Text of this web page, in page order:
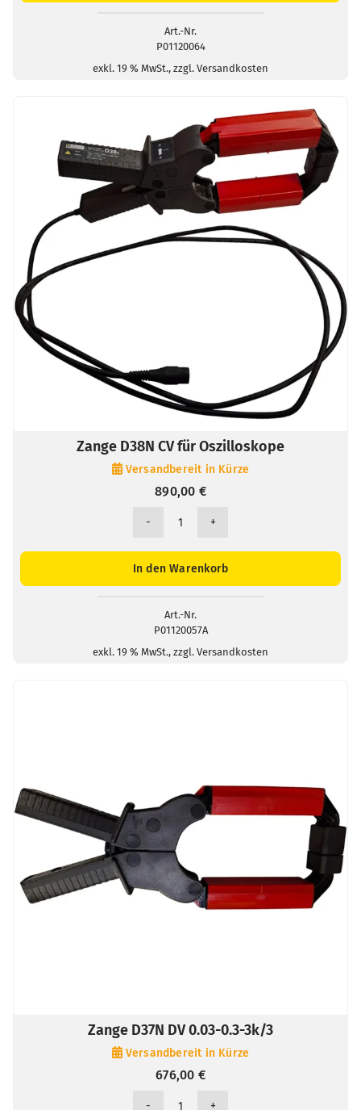
Art.-Nr.
P01120064
exkl. 19 % MwSt., zzgl. Versandkosten
Zange D38N CV für Oszilloskope
Versandbereit in Kürze
890,00 €
Zange
CV
Menge
In den Warenkorb
Art.-Nr.
P01120057A
exkl. 19 % MwSt., zzgl. Versandkosten
Zange D37N DV 0.03-0.3-3k/3
Versandbereit in Kürze
676,00 €